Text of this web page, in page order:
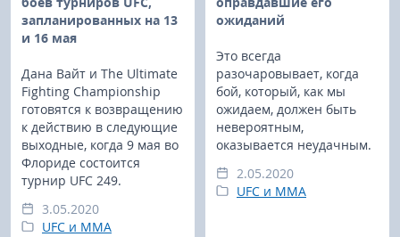
запланированных на 13
и 16 мая
Дана Вайт и The Ultimate
Fighting Championship
готовятся к возвращению
к действию в следующие
выходные, когда 9 мая во
Флориде состоится
турнир UFC 249.
3.05.2020
UFC и MMA
ожиданий
Это всегда
разочаровывает, когда
бой, который, как мы
ожидаем, должен быть
невероятным,
оказывается неудачным.
2.05.2020
UFC и MMA